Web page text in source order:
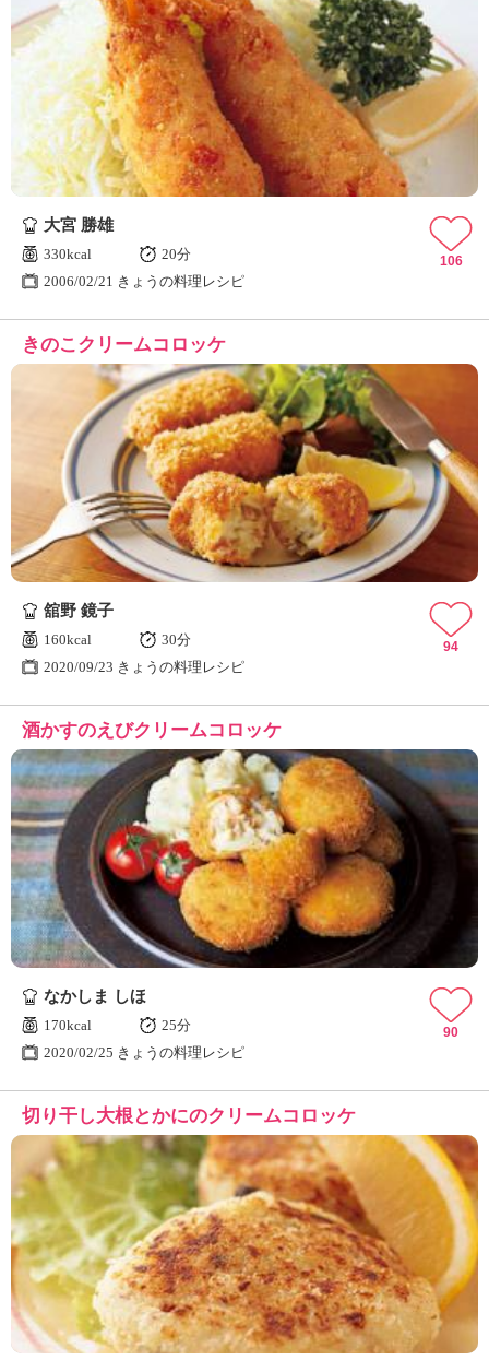
大宮 勝雄
330kcal
20分
2006/02/21 きょうの料理レシピ
106
きのこクリームコロッケ
舘野 鏡子
160kcal
30分
2020/09/23 きょうの料理レシピ
94
酒かすのえびクリームコロッケ
なかしま しほ
170kcal
25分
2020/02/25 きょうの料理レシピ
90
切り干し大根とかにのクリームコロッケ